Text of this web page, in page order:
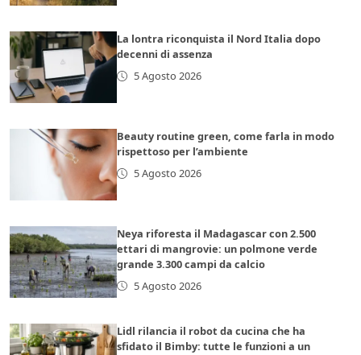
La lontra riconquista il Nord Italia dopo
decenni di assenza
5 Agosto 2026
Beauty routine green, come farla in modo
rispettoso per l’ambiente
5 Agosto 2026
Neya riforesta il Madagascar con 2.500
ettari di mangrovie: un polmone verde
grande 3.300 campi da calcio
5 Agosto 2026
Lidl rilancia il robot da cucina che ha
sfidato il Bimby: tutte le funzioni a un